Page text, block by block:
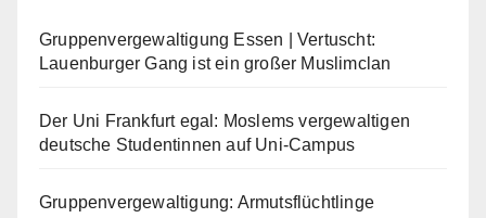
Gruppenvergewaltigung Essen | Vertuscht:
Lauenburger Gang ist ein großer Muslimclan
Der Uni Frankfurt egal: Moslems vergewaltigen
deutsche Studentinnen auf Uni-Campus
Gruppenvergewaltigung: Armutsflüchtlinge